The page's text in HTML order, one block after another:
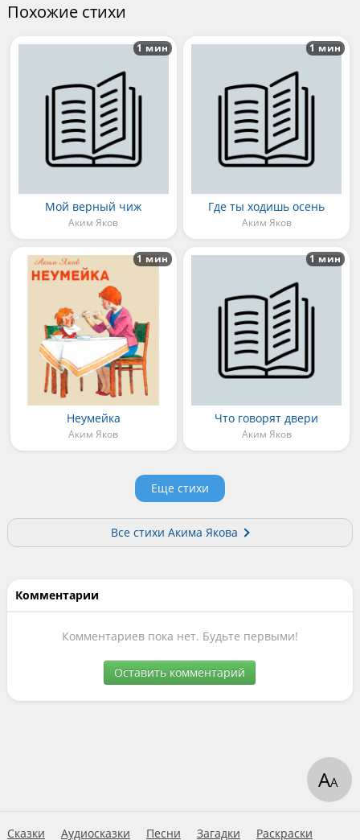
Похожие стихи
Мой верный чиж
Аким Яков
1 мин
Где ты ходишь осень
Аким Яков
1 мин
Неумейка
Аким Яков
1 мин
Что говорят двери
Аким Яков
1 мин
Еще стихи
Все стихи Акима Якова
Комментарии
Комментариев пока нет. Будьте первыми!
Оставить комментарий
Сказки Аудиосказки Песни Загадки Раскраски
АА